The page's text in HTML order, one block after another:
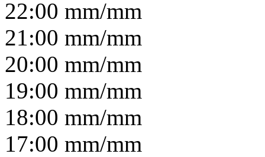
22:00 mm/mm
21:00 mm/mm
20:00 mm/mm
19:00 mm/mm
18:00 mm/mm
17:00 mm/mm